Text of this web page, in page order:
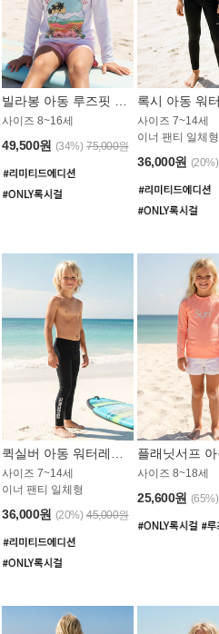
사이즈 8~16세
49,500원 (34%) 75,000원
사이즈 7~14세
이너 팬티 일체형
36,000원 (20%)
사이즈 7~14세
이너 팬티 일체형
36,000원 (20%) 45,000원
사이즈 8~18세
25,600원 (65%)